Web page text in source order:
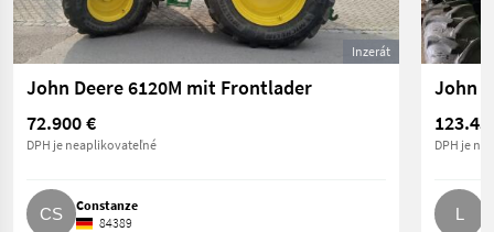
Inzerát
John Deere 6120M mit Frontlader
72.900 €
DPH je neaplikovateľné
Constanze
84389
John
DPH je